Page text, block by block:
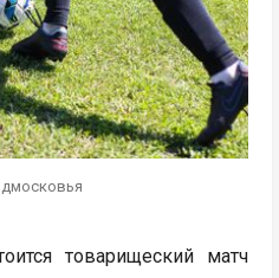
товарищеский матч